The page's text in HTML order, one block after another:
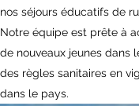
nos séjours éducatifs de
Notre équipe est prête à
de nouveaux jeunes dans
des règles sanitaires en
dans le pays.